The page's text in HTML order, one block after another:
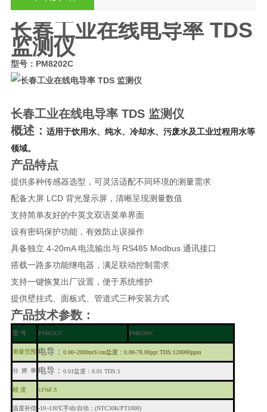
长春工业在线电导率 TDS
监测仪
型号：PM8202C
长春工业在线电导率 TDS 监测仪
概述： 适用于饮用水、纯水、冷却水、污废水及工业过程用水等
领域。
产品特点
提供多种传感器选型，可灵活适配不同环境的测量需求
配备大屏 LCD 背光显示屏，清晰呈现测量数值
支持简单友好的中英文双语菜单界面
设有密码保护功能，有效防止误操作
具备独立 4-20mA 电流输出与 RS485 Modbus 通讯接口
搭载一路多功能继电器，满足联动控制需求
支持一键恢复出厂设置，便于系统维护
提供壁挂式、面板式、管道式三种安装方式
产品技术参数：
型 号 PM8202C PM8200C
测量范围 电导： 0.00~2000mS/cm盐度：0.00-78.00ppt TDS:120000ppm
分 辨 率 电导： 0.01盐度：0.01 TDS:1
精 度 ±1%F.S
温度补偿 -10~130℃手动/自动；(NTC30K/PT1000)